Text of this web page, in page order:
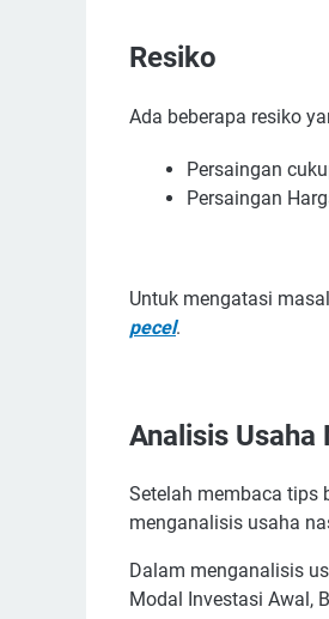
Resiko
Ada beberapa resiko
Persaingan
Persaingan
Untuk mengatasi
pecel.
Analisis Usaha
Setelah membaca tips
menganalisis usaha
Dalam menganalisis
Modal Investasi Awal,